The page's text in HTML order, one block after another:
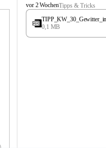
L
a
e
vor 2 WochenTipps & Tricks
0,1 MB